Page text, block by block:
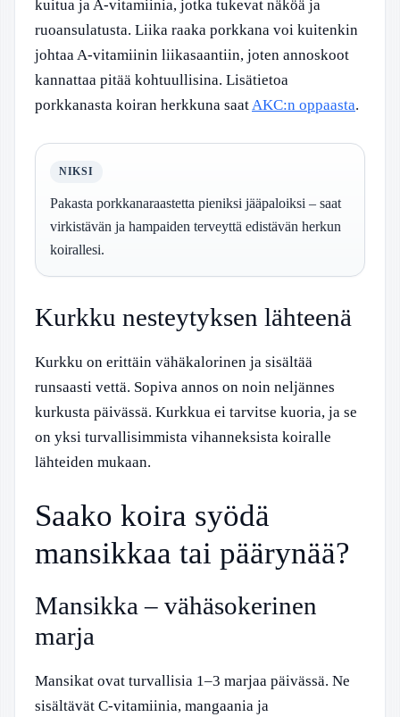
kuitua ja A-vitamiinia, jotka tukevat näköä ja
ruoansulatusta. Liika raaka porkkana voi kuitenkin
johtaa A-vitamiinin liikasaantiin, joten annoskoot
kannattaa pitää kohtuullisina. Lisätietoa
porkkanasta koiran herkkuna saat AKC:n oppaasta.
NIKSI
Pakasta porkkanaraastetta pieniksi jääpaloiksi – saat
virkistävän ja hampaiden terveyttä edistävän herkun
koirallesi.
Kurkku nesteytyksen lähteenä
Kurkku on erittäin vähäkalorinen ja sisältää
runsaasti vettä. Sopiva annos on noin neljännes
kurkusta päivässä. Kurkkua ei tarvitse kuoria, ja se
on yksi turvallisimmista vihanneksista koiralle
lähteiden mukaan.
Saako koira syödä
mansikkaa tai päärynää?
Mansikka – vähäsokerinen
marja
Mansikat ovat turvallisia 1–3 marjaa päivässä. Ne
sisältävät C-vitamiinia, mangaania ja